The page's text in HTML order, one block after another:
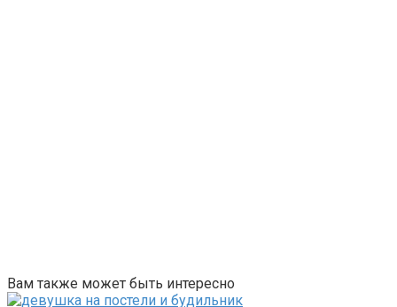
Вам также может быть интересно